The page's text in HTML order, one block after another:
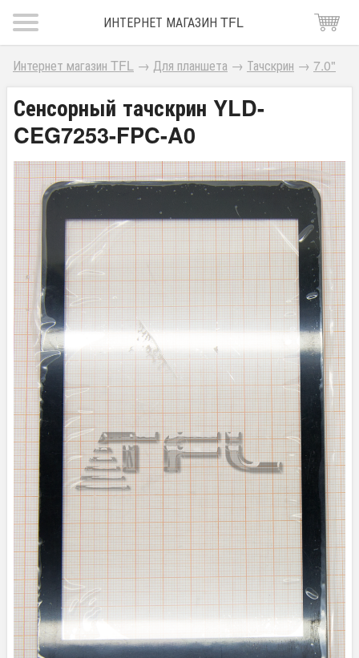
ИНТЕРНЕТ МАГАЗИН TFL
Интернет магазин TFL → Для планшета → Тачскрин → 7.0"
Сенсорный тачскрин YLD-
CEG7253-FPC-A0